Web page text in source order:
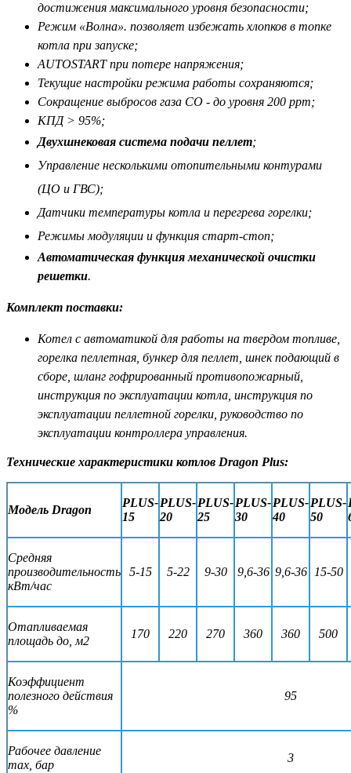
достижения максимального уровня безопасности;
Режим «Волна». позволяет избежать хлопков в топке
котла при запуске;
AUTOSTART при потере напряжения;
Текущие настройки режима работы сохраняются;
Сокращение выбросов газа CO - до уровня 200 ppm;
КПД > 95%;
Двухшнековая система подачи пеллет;
Управление несколькими отопительными контурами
(ЦО и ГВС);
Датчики температуры котла и перегрева горелки;
Режимы модуляции и функция старт-стоп;
Автоматическая функция механической очистки
решетки.
Комплект поставки:
Котел с автоматикой для работы на твердом топливе,
горелка пеллетная, бункер для пеллет, шнек подающий в
сборе, шланг гофрированный противопожарный,
инструкция по эксплуатации котла, инструкция по
эксплуатации пеллетной горелки, руководство по
эксплуатации контроллера управления.
Технические характеристики котлов Dragon Plus:
Модель Dragon
PLUS-
15
PLUS-
20
PLUS-
25
PLUS-
30
PLUS-
40
PLUS-
50
Средняя
производительность
кВт/час
5-15 5-22 9-30 9,6-36 9,6-36 15-50
Отапливаемая
площадь до, м2
170 220 270 360 360 500
Коэффициент
полезного действия
%
95
Рабочее давление
max, бар
3